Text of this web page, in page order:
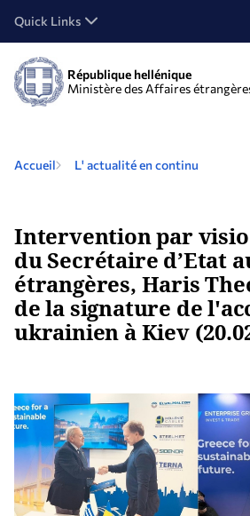
Quick Links
République hellénique
Ministère des Affaires
Accueil L' actualité en continu
Intervention par
du Secrétaire d’Etat
étrangères, Haris
de la signature de
ukrainien à Kiev